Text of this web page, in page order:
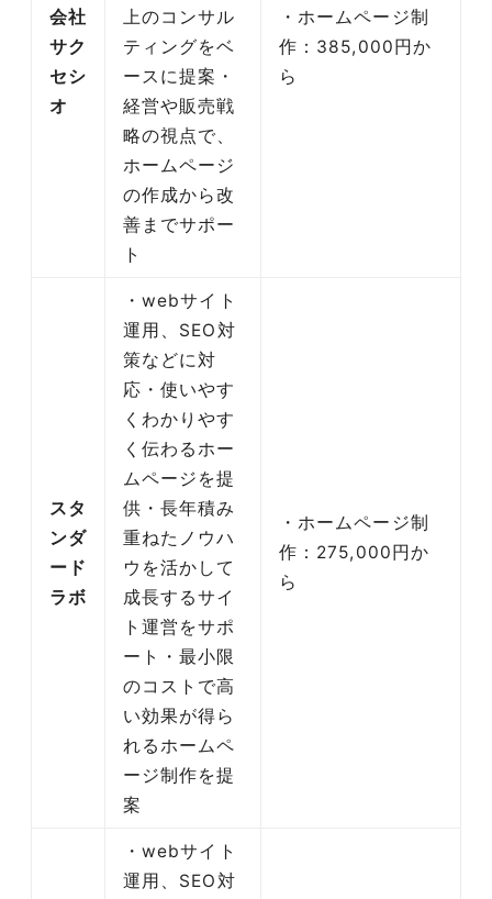
会社
サク
セシ
オ
上のコンサル
ティングをベ
ースに提案・
経営や販売戦
略の視点で、
ホームページ
の作成から改
善までサポー
ト
・ホームページ制
作：385,000円か
ら
スタ
ンダ
ード
ラボ
・webサイト
運用、SEO対
策などに対
応・使いやす
くわかりやす
く伝わるホー
ムページを提
供・長年積み
重ねたノウハ
ウを活かして
成長するサイ
ト運営をサポ
ート・最小限
のコストで高
い効果が得ら
れるホームペ
ージ制作を提
案
・ホームページ制
作：275,000円か
ら
・webサイト
運用、SEO対